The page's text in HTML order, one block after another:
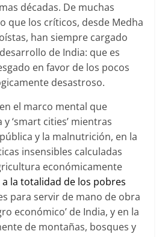
décadas. De muchas
que los críticos, desde Medha
han siempre cargado
de India: que es
en favor de los pocos
desastroso.
el marco mental que
‘smart cities’ mientras
y la malnutrición, en la
insensibles calculadas
económicamente
a la totalidad de los pobres
para servir de mano de obra
económico’ de India, y en la
de montañas, bosques y